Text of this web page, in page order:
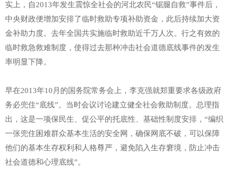
实上，自2013年发生震惊全社会的河北农民“锯腿自救”事件后，
中央财政便增加安排了临时救助专项补助资金，此后持续加大资
金补助力度。去年全国共实施临时救助近千万人次。行之有效的
临时救急救难制度，使得过去那种冲击社会道德底线事件的发生
率明显下降。
早在2013年10月的国务院常务会上，李克强就郑重要求各级政府
务必兜住“底线”。当时会议讨论建立健全社会救助制度。总理指
出，这是一项保民生、促公平的托底性、基础性制度安排，“编织
一张兜住困难群众基本生活的安全网，确保网底不破，可以保障
他们的基本生存权利和人格尊严，避免陷入生存窘境，防止冲击
社会道德和心理底线”。